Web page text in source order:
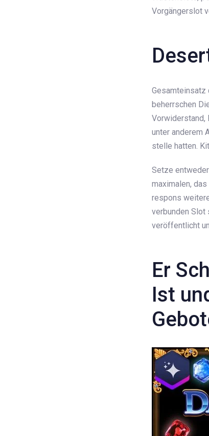
Vorgängerslot
Gesamteinsatz
beherrschen
Vorwiderstand,
unter anderem
stelle hatten.
Setze
maximalen,
respons
verbunden Slot
veröffentlicht
Er
Ist